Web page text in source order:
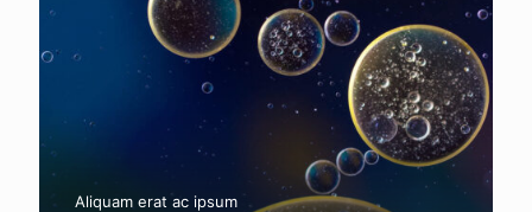
Aliquam erat ac ipsum